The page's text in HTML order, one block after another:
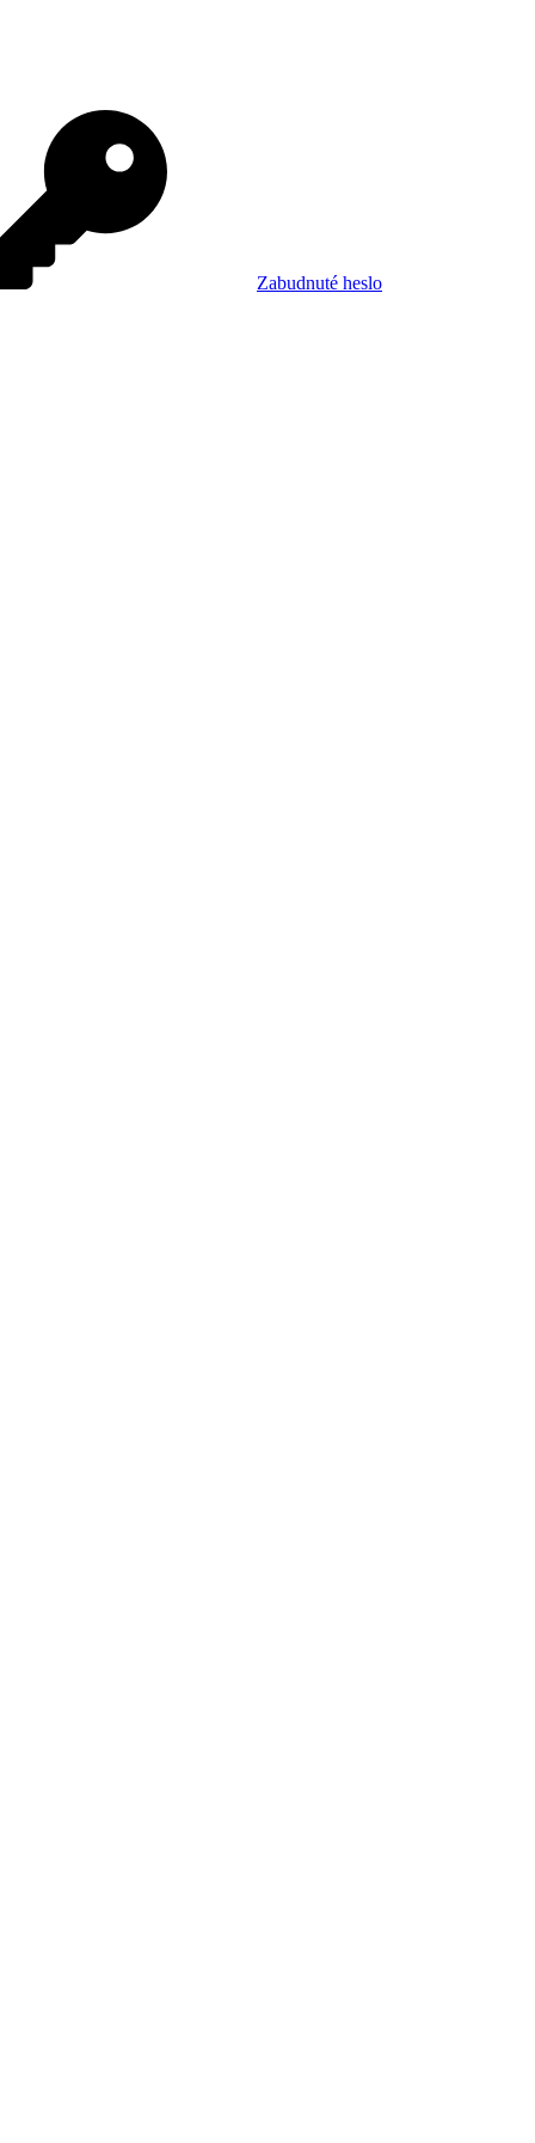
Zabudnuté heslo